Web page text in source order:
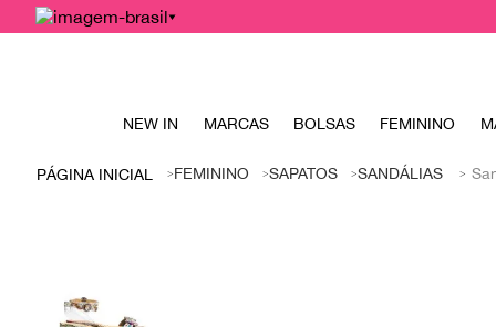
NEW IN MARCAS BOLSAS FEMININO
FEMININO SAPATOS SANDÁLIAS